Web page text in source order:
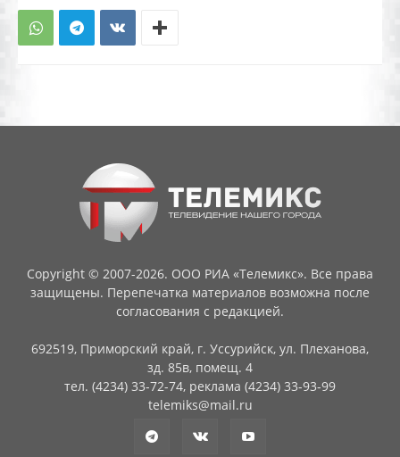
Copyright © 2007-2026. ООО РИА «Телемикс». Все права
защищены. Перепечатка материалов возможна после
согласования с редакцией.
692519, Приморский край, г. Уссурийск, ул. Плеханова,
зд. 85в, помещ. 4
тел. (4234) 33-72-74, реклама (4234) 33-93-99
telemiks@mail.ru